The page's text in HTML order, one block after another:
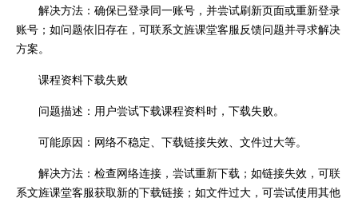
解决方法：确保已登录同一账号，并尝试刷新页面或重新登录
账号；如问题依旧存在，可联系文旌课堂客服反馈问题并寻求解决
方案。
课程资料下载失败
问题描述：用户尝试下载课程资料时，下载失败。
可能原因：网络不稳定、下载链接失效、文件过大等。
解决方法：检查网络连接，尝试重新下载；如链接失效，可联
系文旌课堂客服获取新的下载链接；如文件过大，可尝试使用其他